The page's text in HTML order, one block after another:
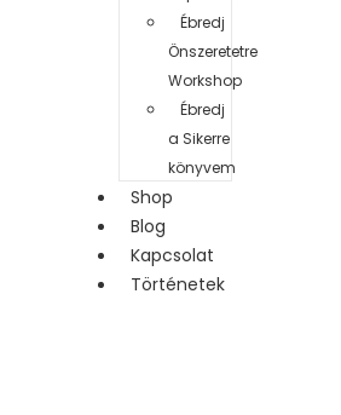
Ébredj
Önszeretetre
Workshop
Ébredj
a Sikerre
könyvem
Shop
Blog
Kapcsolat
Történetek